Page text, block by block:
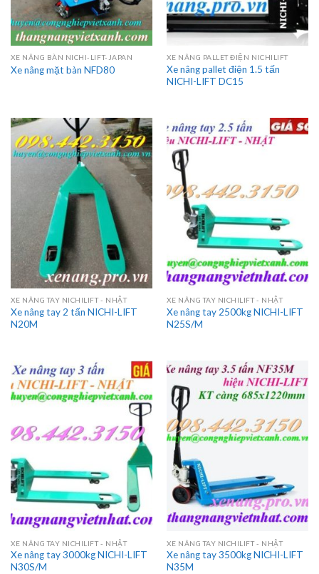
XE NÂNG BÀN NICHI-LIFT-JAPAN
Xe nâng mặt bàn NFD80
XE NÂNG PALLET ĐIỆN NICHILIFT
Xe nâng pallet điện 1.5 tấn
NICHI-LIFT DC15
XE NÂNG TAY NICHILIFT - NHẬT
Xe nâng tay 2 tấn NICHI-LIFT
N20M
XE NÂNG TAY NICHILIFT - NHẬT
Xe nâng tay 2500kg NICHI-LIFT
N25S/M
XE NÂNG TAY NICHILIFT - NHẬT
Xe nâng tay 3000kg NICHI-LIFT
N30S/M
XE NÂNG TAY NICHILIFT - NHẬT
Xe nâng tay 3500kg NICHI-LIFT
N35M